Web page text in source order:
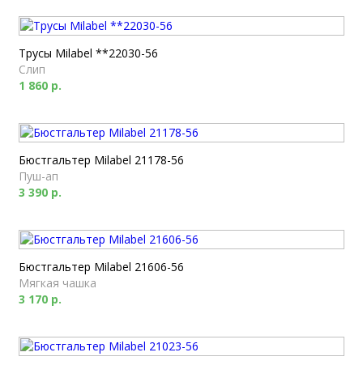
Трусы Milabel **22030-56
Слип
1 860 р.
Бюстгальтер Milabel 21178-56
Пуш-ап
3 390 р.
Бюстгальтер Milabel 21606-56
Мягкая чашка
3 170 р.